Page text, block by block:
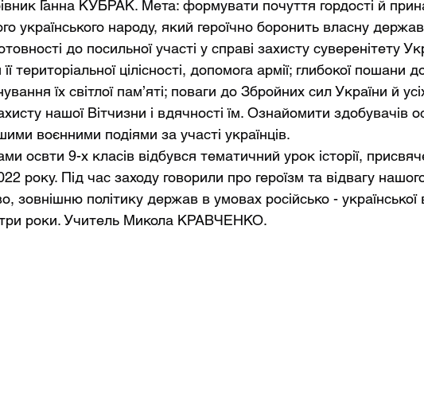
Ганна КУБРАК. Мета: формувати почуття гордості й
українського народу, який героїчно боронить власну
до посильної участі у справі захисту суверенітету
територіальної цілісності, допомога армії; глибокої пошани
їх світлої пам’яті; поваги до Збройних сил України й
нашої Вітчизни і вдячності їм. Ознайомити здобувачів
воєнними подіями за участі українців.
освти 9-х класів відбувся тематичний урок історії,
року. Під час заходу говорили про героїзм та відвагу
зовнішню політику держав в умовах російсько - української
роки. Учитель Микола КРАВЧЕНКО.